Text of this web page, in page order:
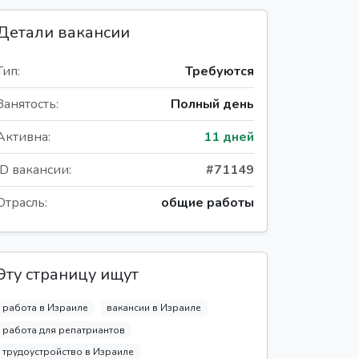
вакансии
Требуются
Полный день
11 дней
вакансии:
#71149
общие работы
страницу ищут
работа в Израиле
вакансии в Израиле
работа для репатриантов
трудоустройство в Израиле